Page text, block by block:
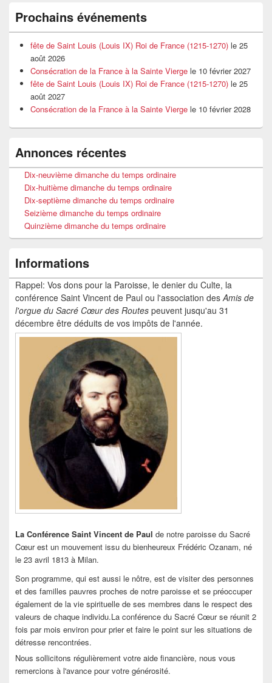
Prochains événements
fête de Saint Louis (Louis IX) Roi de France (1215-1270) le 25
août 2026
Consécration de la France à la Sainte Vierge le 10 février 2027
fête de Saint Louis (Louis IX) Roi de France (1215-1270) le 25
août 2027
Consécration de la France à la Sainte Vierge le 10 février 2028
Annonces récentes
Dix-neuvième dimanche du temps ordinaire
Dix-huitième dimanche du temps ordinaire
Dix-septième dimanche du temps ordinaire
Seizième dimanche du temps ordinaire
Quinzième dimanche du temps ordinaire
Informations
Rappel: Vos dons pour la Paroisse, le denier du Culte, la
conférence Saint Vincent de Paul ou l'association des Amis de
l'orgue du Sacré Cœur des Routes peuvent jusqu'au 31
décembre être déduits de vos impôts de l'année.
La Conférence Saint Vincent de Paul de notre paroisse du Sacré
Cœur est un mouvement issu du bienheureux Frédéric Ozanam, né
le 23 avril 1813 à Milan.
Son programme, qui est aussi le nôtre, est de visiter des personnes
et des familles pauvres proches de notre paroisse et se préoccuper
également de la vie spirituelle de ses membres dans le respect des
valeurs de chaque individu.La conférence du Sacré Cœur se réunit 2
fois par mois environ pour prier et faire le point sur les situations de
détresse rencontrées.
Nous sollicitons régulièrement votre aide financière, nous vous
remercions à l'avance pour votre générosité.